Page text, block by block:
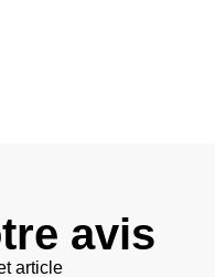
avis
article